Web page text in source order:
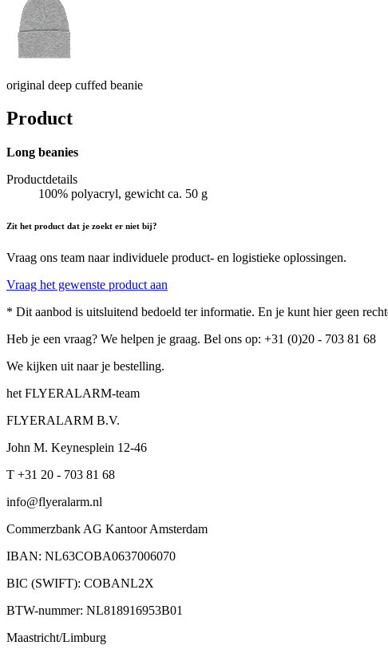
original deep cuffed beanie
Product
Long beanies
Productdetails
100% polyacryl, gewicht ca. 50 g
Zit het product dat je zoekt er niet bij?
Vraag ons team naar individuele product- en logistieke oplossingen.
Vraag het gewenste product aan
* Dit aanbod is uitsluitend bedoeld ter informatie. En je kunt hier geen
Heb je een vraag? We helpen je graag. Bel ons op: +31 (0)20 - 703 81 68
We kijken uit naar je bestelling.
het FLYERALARM-team
FLYERALARM B.V.
John M. Keynesplein 12-46
T +31 20 - 703 81 68
info@flyeralarm.nl
Commerzbank AG Kantoor Amsterdam
IBAN: NL63COBA0637006070
BIC (SWIFT): COBANL2X
BTW-nummer: NL818916953B01
Maastricht/Limburg